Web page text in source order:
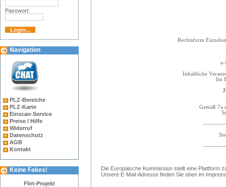
Passwort:
Navigation
PLZ-Bereiche
PLZ-Karte
Einscan-Service
Preise / Hilfe
Widerruf
Datenschutz
AGB
Kontakt
Keine Fakes!
Flirt-Projekt
Rechtsform
Inhaltliche
Im
Gemäß 7a
Die Europäische Kommission stellt eine Plattform
Unsere E-Mail-Adresse finden Sie oben im